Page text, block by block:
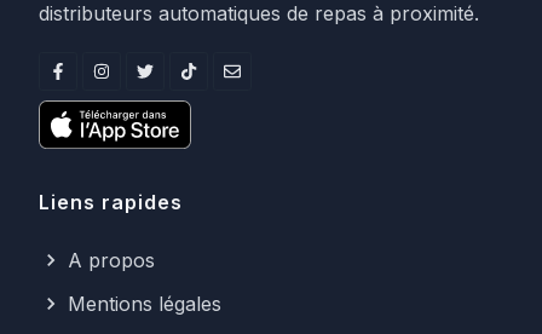
distributeurs automatiques de repas à proximité.
Liens rapides
A propos
Mentions légales